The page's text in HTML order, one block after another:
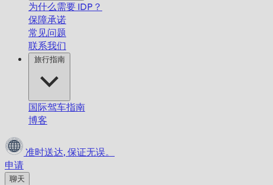
为什么需要 IDP？
保障承诺
常见问题
联系我们
旅行指南
国际驾车指南
博客
准时送达, 保证无误。
申请
聊天